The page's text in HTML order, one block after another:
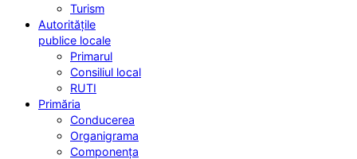
Turism
Autoritățile
publice locale
Primarul
Consiliul local
RUTI
Primăria
Conducerea
Organigrama
Componența